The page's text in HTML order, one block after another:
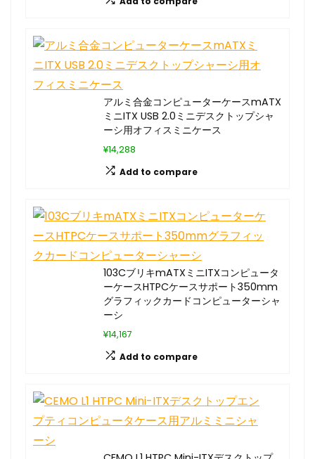
アルミ合金コンピューターケースmATX
ミニITX USB 2.0ミニデスクトップシャ
ーシ用オフィスミニケース
¥14,288
Add to compare
103CブリキmATXミニITXコンピュータ
ーケースHTPCケースサポート350mm
グラフィックカードコンピューターシャ
ーシ
¥14,167
Add to compare